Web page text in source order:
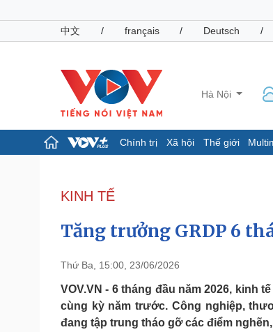
中文
/ français / Deutsch /
Hà Nội
Chính trị Xã hội Thế giới
Đảng
Tổ chức nhân sự
Nhận diện sự thật
Dấu ấn VOV
Pháp luật
Vụ án
Tin nóng
Quân sự -
Vũ khí
Việt Nam
KINH TẾ
Tăng trưởng GRDP 6
Thứ Ba, 15:00, 23/06/2026
VOV.VN - 6 tháng đầu năm 2026, kinh
cùng kỳ năm trước. Công nghiệp,
đang tập trung tháo gỡ các điểm